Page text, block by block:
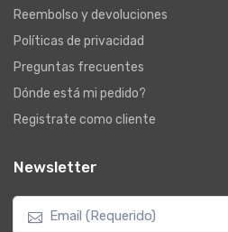
Reembolso y devoluciones
Políticas de privacidad
Preguntas frecuentes
Dónde está mi pedido?
Registrate como cliente
Newsletter